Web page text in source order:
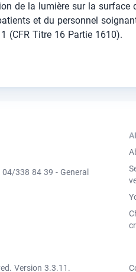
de la lumière sur la surface
et du personnel
(CFR Titre 16 Partie 1610).
338 84 39 - General
Version 3.3.11.